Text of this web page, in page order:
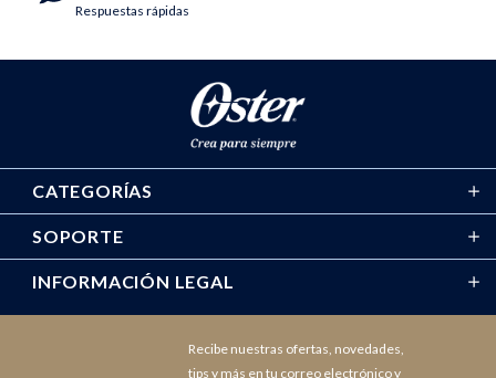
Respuestas rápidas
CATEGORÍAS
SOPORTE
INFORMACIÓN LEGAL
Recibe nuestras ofertas, novedades,
tips y más en tu correo electrónico y